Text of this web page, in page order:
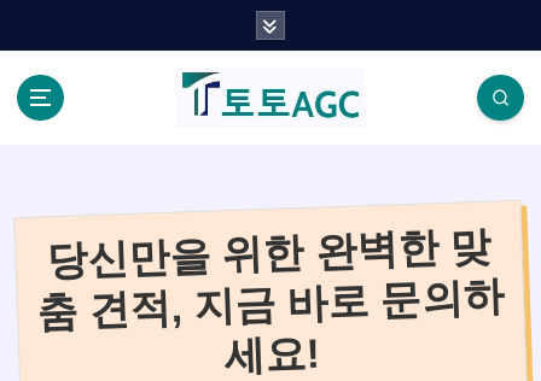
당신만을 위한 완벽한 맞
춤 견적, 지금 바로 문의하
세요!